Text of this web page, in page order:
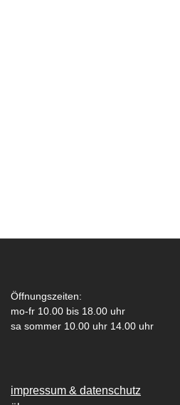
Öffnungszeiten:
mo-fr 10.00 bis 18.00 uhr
sa sommer 10.00 uhr 14.00 uhr
impressum & datenschutz